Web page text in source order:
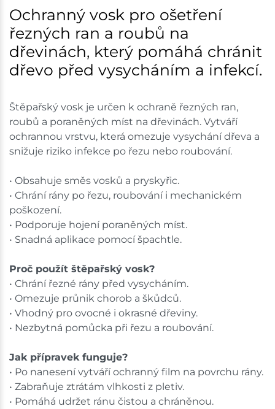
Ochranný vosk pro ošetření
řezných ran a roubů na
dřevinách, který pomáhá chránit
dřevo před vysycháním a infekcí.
Štěpařský vosk je určen k ochraně řezných ran,
roubů a poraněných míst na dřevinách. Vytváří
ochrannou vrstvu, která omezuje vysychání dřeva a
snižuje riziko infekce po řezu nebo roubování.
• Obsahuje směs vosků a pryskyřic.
• Chrání rány po řezu, roubování i mechanickém
poškození.
• Podporuje hojení poraněných míst.
• Snadná aplikace pomocí špachtle.
Proč použít štěpařský vosk?
• Chrání řezné rány před vysycháním.
• Omezuje průnik chorob a škůdců.
• Vhodný pro ovocné i okrasné dřeviny.
• Nezbytná pomůcka při řezu a roubování.
Jak přípravek funguje?
• Po nanesení vytváří ochranný film na povrchu rány.
• Zabraňuje ztrátám vlhkosti z pletiv.
• Pomáhá udržet ránu čistou a chráněnou.